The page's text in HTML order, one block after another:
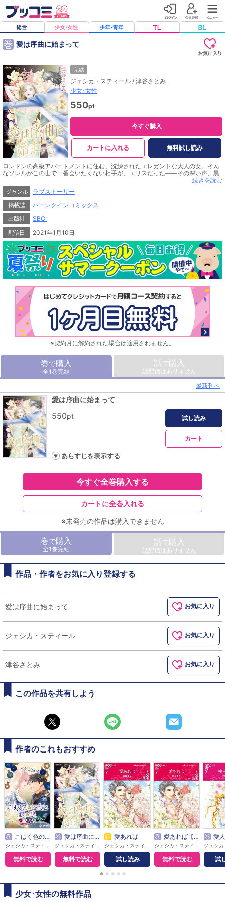
巻 愛は序曲に始まって
完結
ジェシカ・スティール / 津谷さとみ
少女･女性
550pt
今すぐ購入
カートに入れる 無料試し読み
ロンドンの高級アパートメントに住む、洗練されたエレガントな大人の女。そん
なソレルがこの世で一番会いたくない相手が、エリスだった――その深い声、黒
曜石のような瞳に、8年前、まだ17歳の少女だったソレルはひと目で恋に落ち
た。けれど罪深いほどの魅力を振りまきながら、彼はソレルを残酷に拒絶したの
だ。あれから人が怖くて、しばらく普通の生活すら送れなかった。なんとか立ち
直った今も、二度と恋などするつもりはない。そんなエリスと、まさか再会する
なんて…!?
続きを読む
ジャンル
ラブストーリー
掲載誌
ハーレクインコミックス
出版社
SBCr
配信日
2021年1月10日
※契約月に解約された場合は適用されません。
巻で購入
全1巻完結
話で購入
話配信はありません
最新刊へ
愛は序曲に始まって
550pt 試し読み
カート
あらすじを表示する
今すぐ全巻購入する
カートに全巻入れる
※未発売の作品は購入できません
巻で購入
全1巻完結
話で購入
話配信はありません
作品・作者をお気に入り登録する
愛は序曲に始まって お気に入り
ジェシカ・スティール お気に入り
津谷さとみ お気に入り
この作品を共有しよう
作者のこれもおすすめ
巻 こはく色の乙女と銀の狼【分冊】
無料で読む
巻 愛は序曲に始まって【分冊】
無料で読む
話 愛あれば
試し読み
巻 愛あれば【分冊】
無料で読む
巻 愛
試
● ● ● ● ●
少女･女性の無料作品